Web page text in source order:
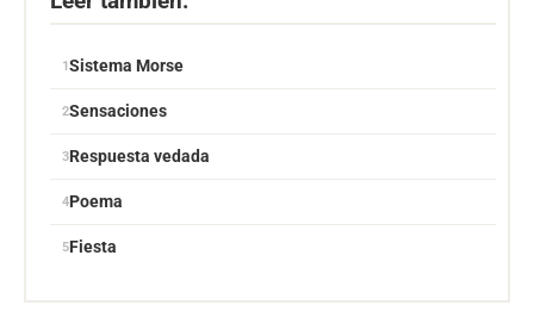
Sistema Morse
Sensaciones
Respuesta vedada
Poema
Fiesta